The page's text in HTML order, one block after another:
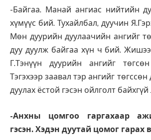
-Байгаа. Манай ангиас нийтийн
хүмүүс бий. Тухайлбал, дуучин
Мөн дуурийн дуулаачийн ангийг
дуу дуулж байгаа хүн ч бий.
Г.Тэнүүн дуурийн ангийг
Тэгэхээр заавал тэр ангийг
дуулах ёстой гэсэн ойлголт байхгүй
-Анхны цомгоо гаргахаар
гэсэн. Хэдэн дуутай цомог гарах